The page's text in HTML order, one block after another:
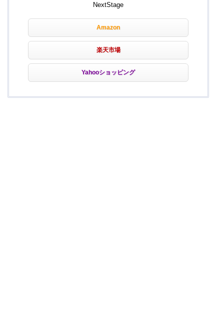
NextStage
Amazon
楽天市場
Yahooショッピング